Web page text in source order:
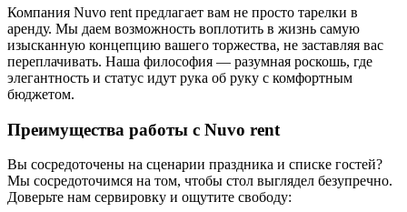
Компания Nuvo rent предлагает вам не просто тарелки в
аренду. Мы даем возможность воплотить в жизнь самую
изысканную концепцию вашего торжества, не заставляя вас
переплачивать. Наша философия — разумная роскошь, где
элегантность и статус идут рука об руку с комфортным
бюджетом.
Преимущества работы с Nuvo rent
Вы сосредоточены на сценарии праздника и списке гостей?
Мы сосредоточимся на том, чтобы стол выглядел безупречно.
Доверьте нам сервировку и ощутите свободу: